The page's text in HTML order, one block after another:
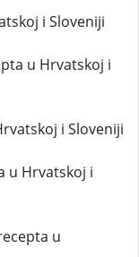
i Sloveniji
u Hrvatskoj i
i Sloveniji
u Hrvatskoj i
u